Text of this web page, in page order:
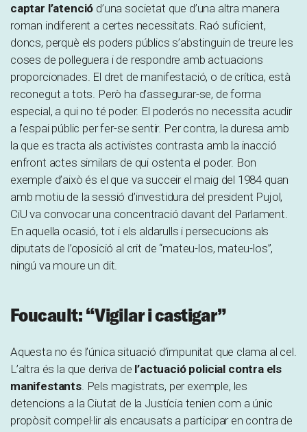
captar l’atenció d’una societat que d’una altra manera
roman indiferent a certes necessitats. Raó suficient,
doncs, perquè els poders públics s’abstinguin de treure les
coses de polleguera i de respondre amb actuacions
proporcionades. El dret de manifestació, o de crítica, està
reconegut a tots. Però ha d’assegurar-se, de forma
especial, a qui no té poder. El poderós no necessita acudir
a l’espai públic per fer-se sentir. Per contra, la duresa amb
la que es tracta als activistes contrasta amb la inacció
enfront actes similars de qui ostenta el poder. Bon
exemple d’això és el que va succeir el maig del 1984 quan
amb motiu de la sessió d’investidura del president Pujol,
CiU va convocar una concentració davant del Parlament.
En aquella ocasió, tot i els aldarulls i persecucions als
diputats de l’oposició al crit de “mateu-los, mateu-los”,
ningú va moure un dit.
Foucault: “Vigilar i castigar”
Aquesta no és l’única situació d’impunitat que clama al cel.
L’altra és la que deriva de l’actuació policial contra els
manifestants. Pels magistrats, per exemple, les
detencions a la Ciutat de la Justícia tenien com a únic
propòsit compel·lir als encausats a participar en contra de